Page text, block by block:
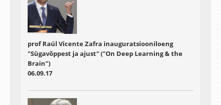
prof Raúl Vicente Zafra inauguratsiooniloeng
"Sügavõppest ja ajust" ("On Deep Learning & the
Brain")
06.09.17